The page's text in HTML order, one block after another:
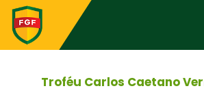
Troféu Carlos Caetano